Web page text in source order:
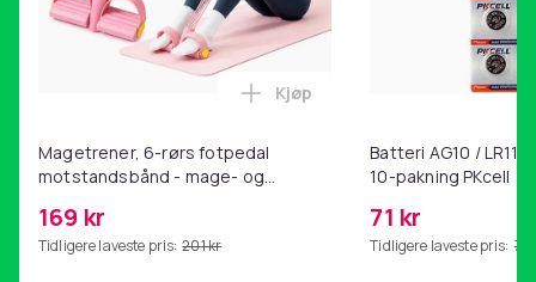
Magetrener, 6-rørs fotpedal
motstandsbånd - mage- og
hjemmegymnastikk Pink
169 kr
Tidligere laveste pris: 201 kr
Legg Magetrener, 6-rørs
Kjøp
Batteri AG10 /
10-pakning PKcell
71 kr
Tidligere laveste pris: 76